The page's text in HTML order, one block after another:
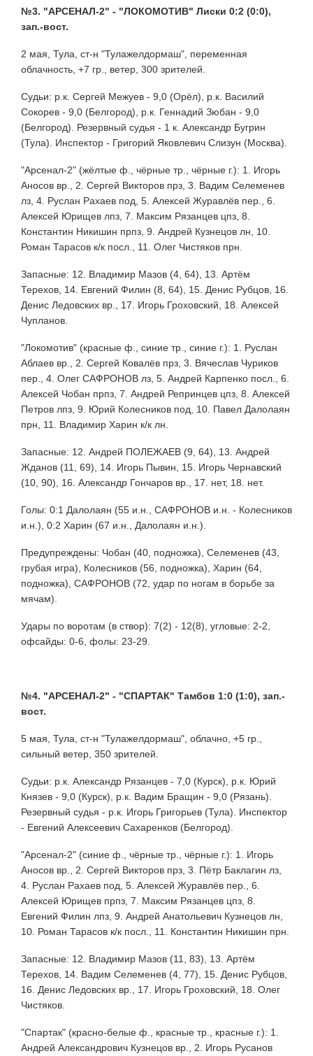
№3. "АРСЕНАЛ-2" - "ЛОКОМОТИВ" Лиски 0:2 (0:0),
зап.-вост.
2 мая, Тула, ст-н "Тулажелдормаш", переменная
облачность, +7 гр., ветер, 300 зрителей.
Судьи: р.к. Сергей Межуев - 9,0 (Орёл), р.к. Василий
Сокорев - 9,0 (Белгород), р.к. Геннадий Зюбан - 9,0
(Белгород). Резервный судья - 1 к. Александр Бугрин
(Тула). Инспектор - Григорий Яковлевич Слизун (Москва).
"Арсенал-2" (жёлтые ф., чёрные тр., чёрные г.): 1. Игорь
Аносов вр., 2. Сергей Викторов прз, 3. Вадим Селеменев
лз, 4. Руслан Рахаев под, 5. Алексей Журавлёв пер., 6.
Алексей Юрищев лпз, 7. Максим Рязанцев цпз, 8.
Константин Никишин прпз, 9. Андрей Кузнецов лн, 10.
Роман Тарасов к/к посл., 11. Олег Чистяков прн.
Запасные: 12. Владимир Мазов (4, 64), 13. Артём
Терехов, 14. Евгений Филин (8, 64), 15. Денис Рубцов, 16.
Денис Ледовских вр., 17. Игорь Гроховский, 18. Алексей
Чупланов.
"Локомотив" (красные ф., синие тр., синие г.): 1. Руслан
Аблаев вр., 2. Сергей Ковалёв прз, 3. Вячеслав Чуриков
пер., 4. Олег САФРОНОВ лз, 5. Андрей Карпенко посл., 6.
Алексей Чобан прпз, 7. Андрей Репринцев цпз, 8. Алексей
Петров лпз, 9. Юрий Колесников под, 10. Павел Далолаян
прн, 11. Владимир Харин к/к лн.
Запасные: 12. Андрей ПОЛЕЖАЕВ (9, 64), 13. Андрей
Жданов (11, 69), 14. Игорь Пывин, 15. Игорь Чернавский
(10, 90), 16. Александр Гончаров вр., 17. нет, 18. нет.
Голы: 0:1 Далолаян (55 и.н., САФРОНОВ и.н. - Колесников
и.н.), 0:2 Харин (67 и.н., Далолаян и.н.).
Предупреждены: Чобан (40, подножка), Селеменев (43,
грубая игра), Колесников (56, подножка), Харин (64,
подножка), САФРОНОВ (72, удар по ногам в борьбе за
мячам).
Удары по воротам (в створ): 7(2) - 12(8), угловые: 2-2,
офсайды: 0-6, фолы: 23-29.
№4. "АРСЕНАЛ-2" - "СПАРТАК" Тамбов 1:0 (1:0), зап.-
вост.
5 мая, Тула, ст-н "Тулажелдормаш", облачно, +5 гр.,
сильный ветер, 350 зрителей.
Судьи: р.к. Александр Рязанцев - 7,0 (Курск), р.к. Юрий
Князев - 9,0 (Курск), р.к. Вадим Бращин - 9,0 (Рязань).
Резервный судья - р.к. Игорь Григорьев (Тула). Инспектор
- Евгений Алексеевич Сахаренков (Белгород).
"Арсенал-2" (синие ф., чёрные тр., чёрные г.): 1. Игорь
Аносов вр., 2. Сергей Викторов прз, 3. Пётр Баклагин лз,
4. Руслан Рахаев под, 5. Алексей Журавлёв пер., 6.
Алексей Юрищев прпз, 7. Максим Рязанцев цпз, 8.
Евгений Филин лпз, 9. Андрей Анатольевич Кузнецов лн,
10. Роман Тарасов к/к посл., 11. Константин Никишин прн.
Запасные: 12. Владимир Мазов (11, 83), 13. Артём
Терехов, 14. Вадим Селеменев (4, 77), 15. Денис Рубцов,
16. Денис Ледовских вр., 17. Игорь Гроховский, 18. Олег
Чистяков.
"Спартак" (красно-белые ф., красные тр., красные г.): 1.
Андрей Александрович Кузнецов вр., 2. Игорь Русанов